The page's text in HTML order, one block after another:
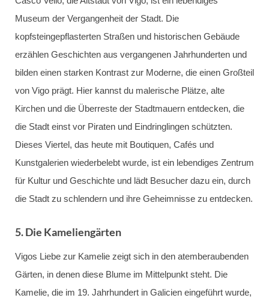
Museum der Vergangenheit der Stadt. Die
kopfsteingepflasterten Straßen und historischen Gebäude
erzählen Geschichten aus vergangenen Jahrhunderten und
bilden einen starken Kontrast zur Moderne, die einen Großteil
von Vigo prägt. Hier kannst du malerische Plätze, alte
Kirchen und die Überreste der Stadtmauern entdecken, die
die Stadt einst vor Piraten und Eindringlingen schützten.
Dieses Viertel, das heute mit Boutiquen, Cafés und
Kunstgalerien wiederbelebt wurde, ist ein lebendiges Zentrum
für Kultur und Geschichte und lädt Besucher dazu ein, durch
die Stadt zu schlendern und ihre Geheimnisse zu entdecken.
5.Die Kameliengärten
Vigos Liebe zur Kamelie zeigt sich in den atemberaubenden
Gärten, in denen diese Blume im Mittelpunkt steht. Die
Kamelie, die im 19. Jahrhundert in Galicien eingeführt wurde,